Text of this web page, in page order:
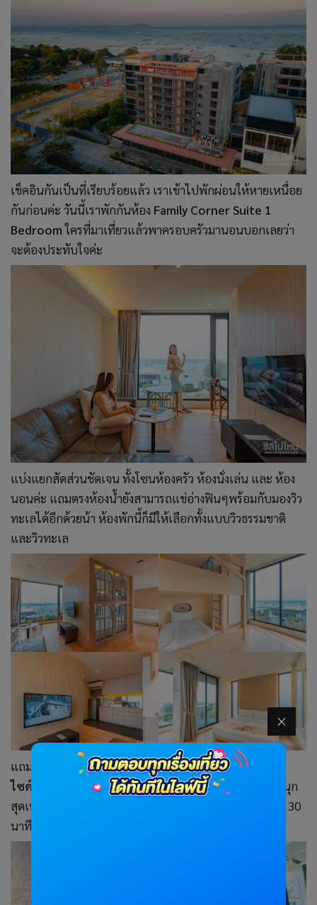
เช็คอินกันเป็นที่เรียบร้อยแล้ว เราเข้าไปพักผ่อนให้หายเหนื่อย
กันก่อนค่ะ วันนี้เราพักกันห้อง Family Corner Suite 1
Bedroomใครที่มาเที่ยวแล้วพาครอบครัวมานอนบอกเลยว่า
จะต้องประทับใจค่ะ
แบ่งแยกสัดส่วนชัดเจน ทั้งโซนห้องครัว ห้องนั่งเล่น และ ห้อง
นอนค่ะ แถมตรงห้องน้ำยังสามารถแช่อ่างฟินๆพร้อมกับมองวิว
ทะเลได้อีกด้วยน้า ห้องพักนี้ก็มีให้เลือกทั้งแบบวิวธรรมชาติ
และวิวทะเล
แถมในที่พักยังมีในส่วนของมินิฮาร์เบอร์แลนด์ บัลโคนี ซี
ไซด์
สนุกและเพลิดเพลินไปกับของเล่นนานาชนิดกันให้สนุก
สุดเหวี่ยง เปิดให้บริการทุกวัน : 08:00 – 20:00 น. (1 ชั่วโมง 30
นาที/รอบ)